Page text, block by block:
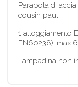
Parabola di
cousin paul
1 alloggiamento
EN60238), max
Lampadina non